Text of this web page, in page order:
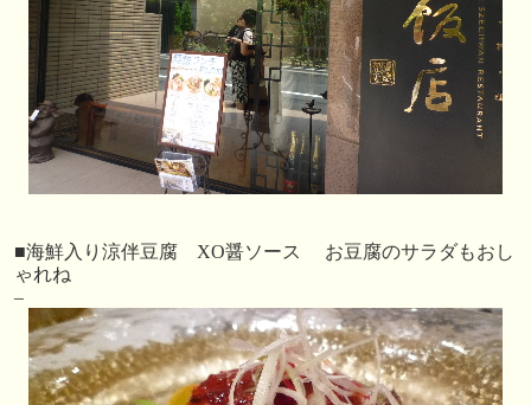
■海鮮入り涼伴豆腐 XO醤ソース お豆腐のサラダもおし
ゃれね
–